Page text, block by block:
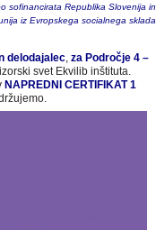
sofinancirata Republika Slovenija in
iz Evropskega socialnega sklada
delodajalec, za Področje 4 –
svet Ekvilib inštituta.
NAPREDNI CERTIFIKAT 1